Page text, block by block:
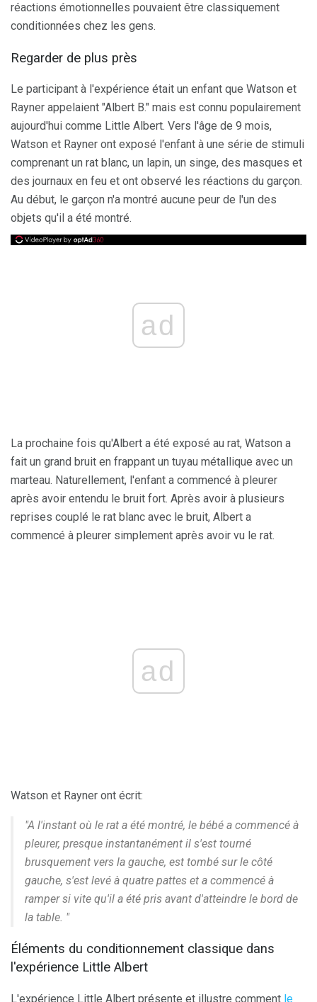
réactions émotionnelles pouvaient être classiquement
conditionnées chez les gens.
Regarder de plus près
Le participant à l'expérience était un enfant que Watson et
Rayner appelaient "Albert B." mais est connu populairement
aujourd'hui comme Little Albert. Vers l'âge de 9 mois,
Watson et Rayner ont exposé l'enfant à une série de stimuli
comprenant un rat blanc, un lapin, un singe, des masques et
des journaux en feu et ont observé les réactions du garçon.
Au début, le garçon n'a montré aucune peur de l'un des
objets qu'il a été montré.
ad
La prochaine fois qu'Albert a été exposé au rat, Watson a
fait un grand bruit en frappant un tuyau métallique avec un
marteau. Naturellement, l'enfant a commencé à pleurer
après avoir entendu le bruit fort. Après avoir à plusieurs
reprises couplé le rat blanc avec le bruit, Albert a
commencé à pleurer simplement après avoir vu le rat.
ad
Watson et Rayner ont écrit:
"A l'instant où le rat a été montré, le bébé a commencé à
pleurer, presque instantanément il s'est tourné
brusquement vers la gauche, est tombé sur le côté
gauche, s'est levé à quatre pattes et a commencé à
ramper si vite qu'il a été pris avant d'atteindre le bord de
la table. "
Éléments du conditionnement classique dans
l'expérience Little Albert
L'expérience Little Albert présente et illustre comment le